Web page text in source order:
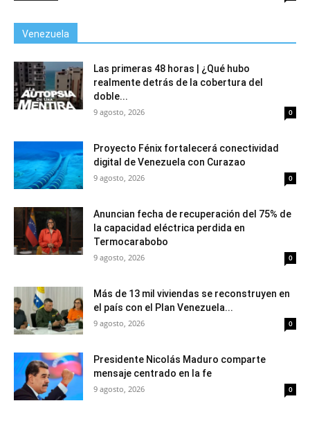
Venezuela
Las primeras 48 horas | ¿Qué hubo
realmente detrás de la cobertura del
doble...
9 agosto, 2026 0
Proyecto Fénix fortalecerá conectividad
digital de Venezuela con Curazao
9 agosto, 2026 0
Anuncian fecha de recuperación del 75% de
la capacidad eléctrica perdida en
Termocarabobo
9 agosto, 2026 0
Más de 13 mil viviendas se reconstruyen en
el país con el Plan Venezuela...
9 agosto, 2026 0
Presidente Nicolás Maduro comparte
mensaje centrado en la fe
9 agosto, 2026 0